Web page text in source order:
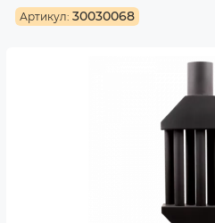
Артикул: 30030068